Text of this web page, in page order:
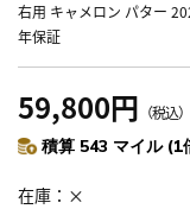
右用 キャメロン パター
年保証
59,800円 （税込）
積算 543 マイル (1
在庫 ×